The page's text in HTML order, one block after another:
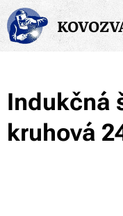
Indukčná
kruhová